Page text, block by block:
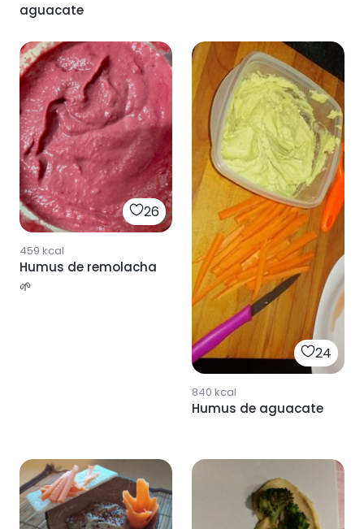
aguacate
26
459 kcal
Humus de remolacha
🌱
24
840 kcal
Humus de aguacate